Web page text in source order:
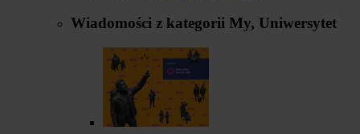
Wiadomości z kategorii My, Uniwersytet